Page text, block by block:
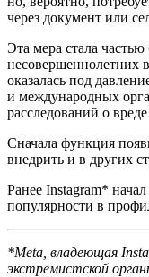
через документ или
Эта мера стала
несовершеннолетних
оказалась под
и международных
расследований о
Сначала функция
внедрить и в других
Ранее Instagram* начал
популярности в
*Meta, владеющая
экстремистской